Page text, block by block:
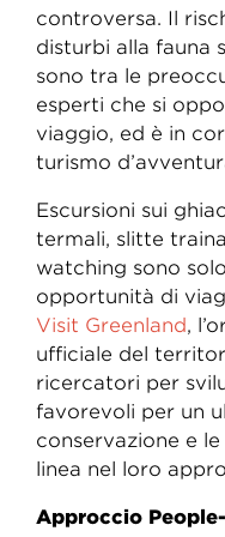
controversa. Il
disturbi alla fauna
sono tra le
esperti che si
viaggio, ed è in
turismo
Escursioni sui
termali, slitte
watching sono
opportunità di
Visit Greenland,
ufficiale del
ricercatori per
favorevoli per un
conservazione e
linea nel loro
Approccio